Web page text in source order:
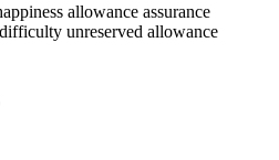
allowance assurance
unreserved allowance